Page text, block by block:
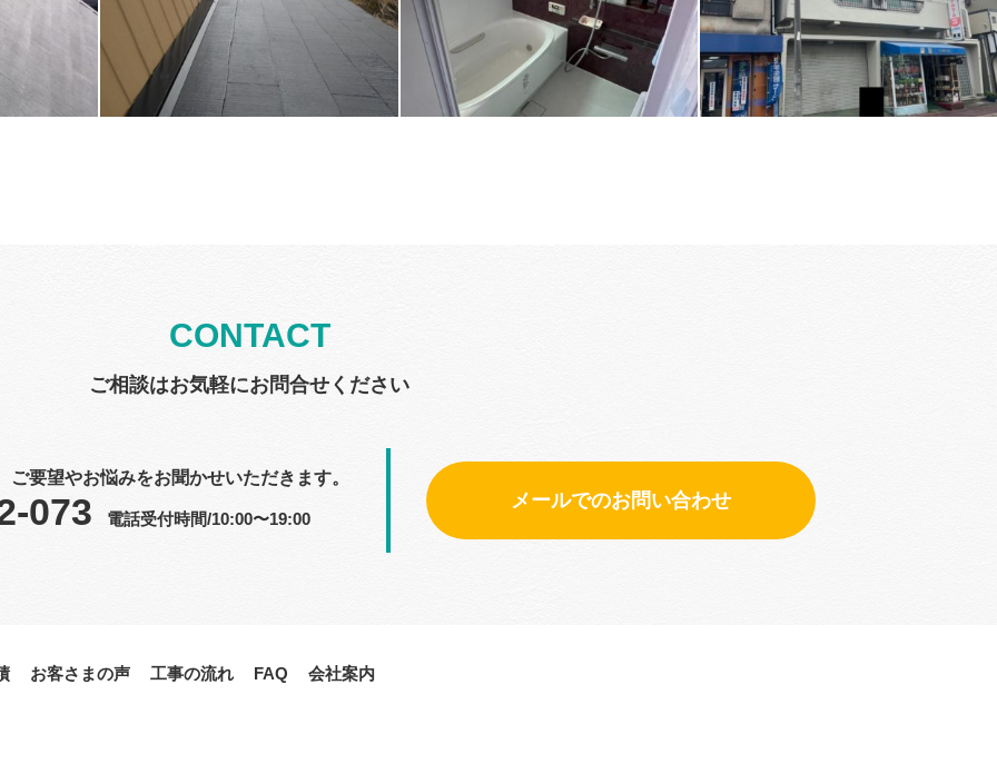
CONTACT
ご相談はお気軽にお問合せください
ご要望やお悩みをお聞かせいただきます。
073 電話受付時間/10:00〜19:00
メールでのお問い合わせ
お客さまの声 工事の流れ FAQ 会社案内